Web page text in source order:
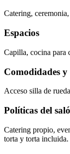
Catering,
Espacios
Capilla, cocina para
Comodidades y
Acceso silla de
Políticas del
Catering propio,
torta y torta incluida.